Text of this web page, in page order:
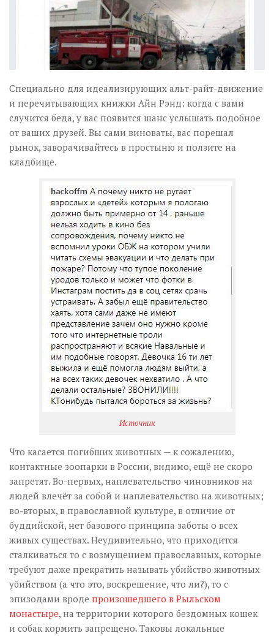
Специально для идеализирующих альт-райт-движение
и перечитывающих книжки Айн Рэнд: когда с вами
случится беда, у вас появится шанс услышать подобное
от ваших друзей. Вы сами виноваты, вас порешал
рынок, заворачивайтесь в простыню и ползите на
кладбище.
Источник
Что касается погибших животных — к сожалению,
контактные зоопарки в России, видимо, ещё не скоро
запретят. Во-первых, наплевательство чиновников на
людей влечёт за собой и наплевательство на животных;
во-вторых, в православной культуре, в отличие от
буддийской, нет базового принципа заботы о всех
живых существах. Неудивительно, что приходится
сталкиваться то с возмущением православных, которые
требуют даже прекратить называть убийство животных
убийством (а что это, воскрешение, что ли?), то с
эпизодами вроде произошедшего в Рыльском
монастыре, на территории которого бездомных кошек
и собак кормить запрещено. Таковы локальные